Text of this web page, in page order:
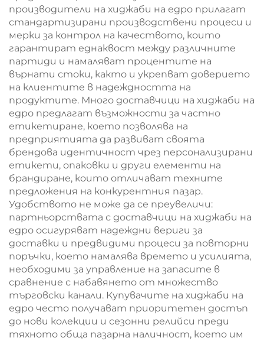
производители на хиджаби на едро прилагат
стандартизирани производствени процеси и
мерки за контрол на качеството, които
гарантират еднаквост между различните
партиди и намаляват процентите на
върнати стоки, както и укрепват доверието
на клиентите в надеждността на
продуктите. Много доставчици на хиджаби на
едро предлагат възможности за частно
етикетиране, което позволява на
предприятията да развиват своята
брендова идентичност чрез персонализирани
етикети, опаковки и други елементи на
брандиране, които отличават техните
предложения на конкурентния пазар.
Удобството не може да се преувеличи:
партньорствата с доставчици на хиджаби на
едро осигуряват надеждни вериги за
доставки и предвидими процеси за повторни
поръчки, което намалява времето и усилията,
необходими за управление на запасите в
сравнение с набавянето от множество
търговски канали. Купувачите на хиджаби на
едро често получават приоритетен достъп
до нови колекции и сезонни релийси преди
тяхното обща пазарна наличност, което им